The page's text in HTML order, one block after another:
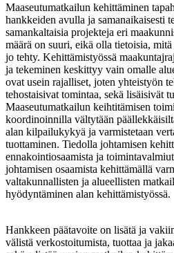
Maaseutumatkailun kehittäminen
hankkeiden avulla ja samanaikaisesti
samankaltaisia projekteja eri
määrä on suuri, eikä olla tietoisia,
jo tehty. Kehittämistyössä
ja tekeminen keskittyy vain omalle
ovat usein rajalliset, joten yhteistyön
tehostaisivat tomintaa, sekä lisäisivät
Maaseutumatkailun keihtitämisen
koordinoinnilla vältytään
alan kilpailukykyä ja varmistetaan
tuottaminen. Tiedolla johtamisen
ennakointiosaamista ja
johtamisen osaamista kehittämällä
valtakunnallisten ja alueellisten
hyödyntäminen alan kehittämistyössä.
Hankkeen päätavoite on lisätä ja
välistä verkostoitumista, tuottaa ja